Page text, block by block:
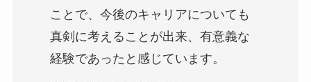
ことで、今後のキャリアについても
真剣に考えることが出来、有意義な
経験であったと感じています。